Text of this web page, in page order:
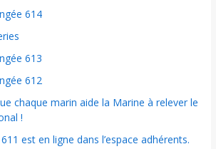
614
613
612
chaque marin aide la Marine à relever le
!
est en ligne dans l’espace adhérents.